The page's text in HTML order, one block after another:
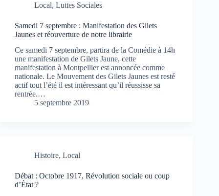
Local, Luttes Sociales
Samedi 7 septembre : Manifestation des Gilets
Jaunes et réouverture de notre librairie
Ce samedi 7 septembre, partira de la Comédie à 14h
une manifestation de Gilets Jaune, cette
manifestation à Montpellier est annoncée comme
nationale. Le Mouvement des Gilets Jaunes est resté
actif tout l’été il est intéressant qu’il réussisse sa
rentrée.…
5 septembre 2019
Histoire, Local
Débat : Octobre 1917, Révolution sociale ou coup
d’État ?